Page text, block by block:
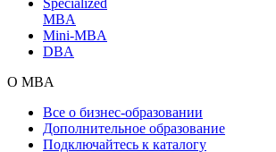
MBA
Mini-MBA
DBA
О MBA
Все о бизнес-образовании
Дополнительное образование
Подключайтесь к каталогу